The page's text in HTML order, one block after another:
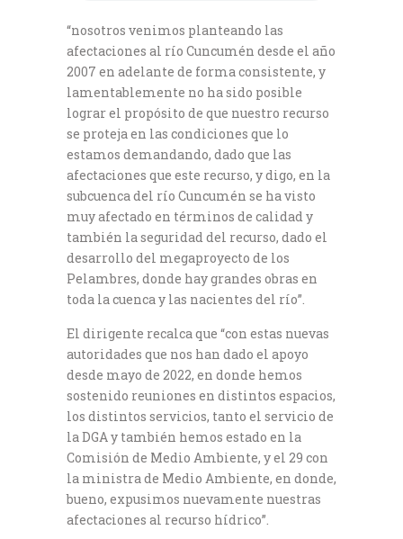
“nosotros venimos planteando las
afectaciones al río Cuncumén desde el año
2007 en adelante de forma consistente, y
lamentablemente no ha sido posible
lograr el propósito de que nuestro recurso
se proteja en las condiciones que lo
estamos demandando, dado que las
afectaciones que este recurso, y digo, en la
subcuenca del río Cuncumén se ha visto
muy afectado en términos de calidad y
también la seguridad del recurso, dado el
desarrollo del megaproyecto de los
Pelambres, donde hay grandes obras en
toda la cuenca y las nacientes del río”.
El dirigente recalca que “con estas nuevas
autoridades que nos han dado el apoyo
desde mayo de 2022, en donde hemos
sostenido reuniones en distintos espacios,
los distintos servicios, tanto el servicio de
la DGA y también hemos estado en la
Comisión de Medio Ambiente, y el 29 con
la ministra de Medio Ambiente, en donde,
bueno, expusimos nuevamente nuestras
afectaciones al recurso hídrico”.